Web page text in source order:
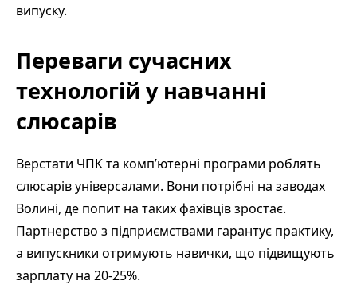
випуску.
Переваги сучасних
технологій у навчанні
слюсарів
Верстати ЧПК та комп’ютерні програми роблять
слюсарів універсалами. Вони потрібні на заводах
Волині, де попит на таких фахівців зростає.
Партнерство з підприємствами гарантує практику,
а випускники отримують навички, що підвищують
зарплату на 20-25%.